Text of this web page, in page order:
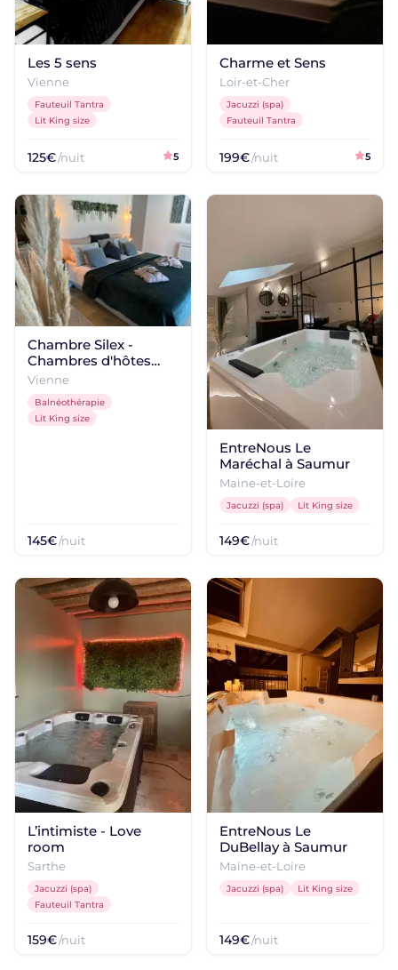
Les 5 sens
Vienne
Fauteuil Tantra
Lit King size
125€/nuit 5
Charme et Sens
Loir-et-Cher
Jacuzzi (spa)
Fauteuil Tantra
199€/nuit 5
Chambre Silex -
Chambres d'hôtes
Belle An Pierre & Spa
Vienne
Balnéothérapie
Lit King size
145€/nuit
EntreNous Le
Maréchal à Saumur
Maine-et-Loire
Jacuzzi (spa) Lit King size
149€/nuit
L’intimiste - Love
room
Sarthe
Jacuzzi (spa)
Fauteuil Tantra
159€/nuit
EntreNous Le
DuBellay à Saumur
Maine-et-Loire
Jacuzzi (spa) Lit King size
149€/nuit